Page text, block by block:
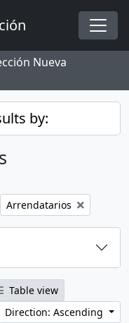
Nueva
by:
Remove filter:
Arrendatarios
Table view
Direction: Ascending